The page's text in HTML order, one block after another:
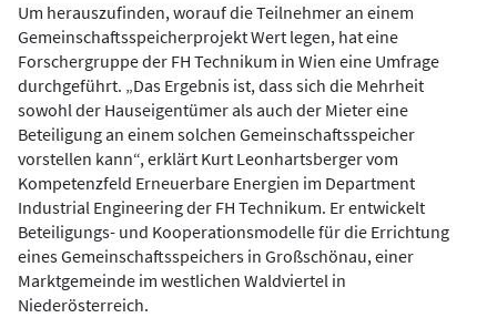
Um herauszufinden, worauf die Teilnehmer an einem
Gemeinschaftsspeicherprojekt Wert legen, hat eine
Forschergruppe der FH Technikum in Wien eine Umfrage
durchgeführt. „Das Ergebnis ist, dass sich die Mehrheit
sowohl der Hauseigentümer als auch der Mieter eine
Beteiligung an einem solchen Gemeinschaftsspeicher
vorstellen kann“, erklärt Kurt Leonhartsberger vom
Kompetenzfeld Erneuerbare Energien im Department
Industrial Engineering der FH Technikum. Er entwickelt
Beteiligungs- und Kooperationsmodelle für die Errichtung
eines Gemeinschaftsspeichers in Großschönau, einer
Marktgemeinde im westlichen Waldviertel in
Niederösterreich.